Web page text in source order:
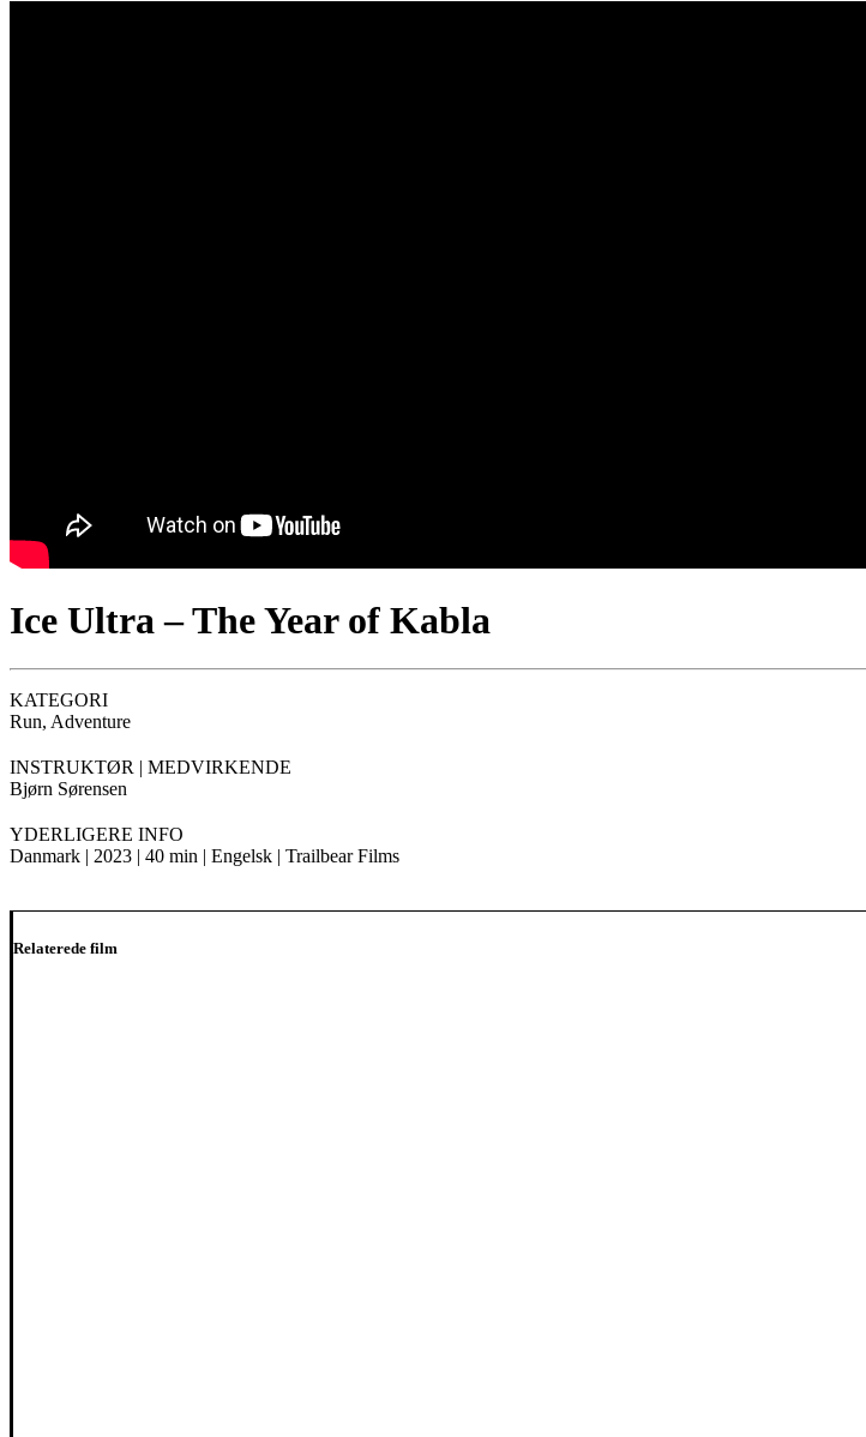
Ice Ultra – The Year of Kabla
KATEGORI
Run, Adventure
INSTRUKTØR | MEDVIRKENDE
Bjørn Sørensen
YDERLIGERE INFO
Danmark | 2023 | 40 min | Engelsk | Trailbear Films
Relaterede film